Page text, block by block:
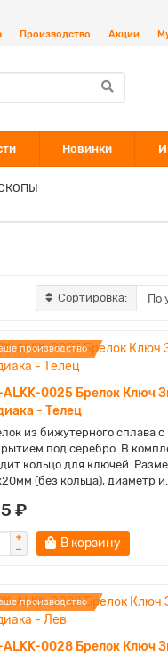
Производство Акции
Новинки
Сортировка:
производство
ALKK-0025 Брелок Ключ
- Телец
из бижутерного сплава с
под серебро. В
кольцо для ключей.
(без кольца), диаметр
₽
В корзину
производство
ALKK-0028 Брелок Ключ